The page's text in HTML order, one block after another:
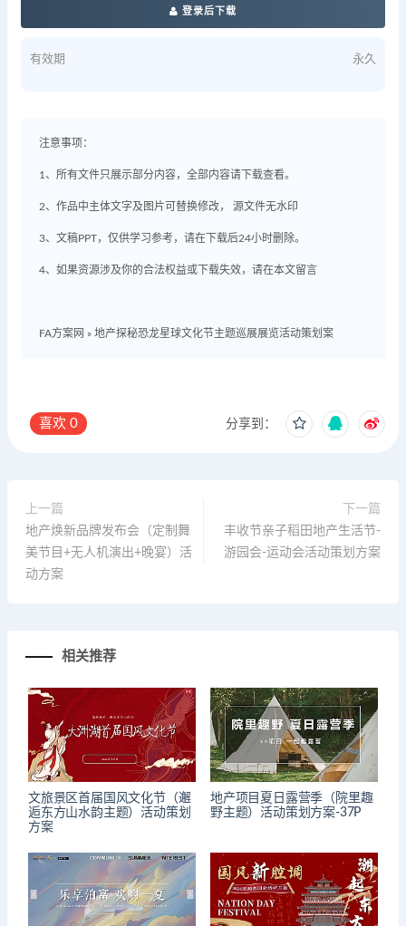
登录后下载
有效期 永久
注意事项：
1、所有文件只展示部分内容，全部内容请下载查看。
2、作品中主体文字及图片可替换修改， 源文件无水印
3、文稿PPT，仅供学习参考，请在下载后24小时删除。
4、如果资源涉及你的合法权益或下载失效，请在本文留言
FA方案网 » 地产探秘恐龙星球文化节主题巡展展览活动策划案
喜欢 0 分享到：
上一篇
地产焕新品牌发布会（定制舞
美节目+无人机演出+晚宴）活
动方案
下一篇
丰收节亲子稻田地产生活节-
游园会-运动会活动策划方案
相关推荐
文旅景区首届国风文化节（邂
逅东方山水韵主题）活动策划
方案
地产项目夏日露营季（院里趣
野主题）活动策划方案-37P